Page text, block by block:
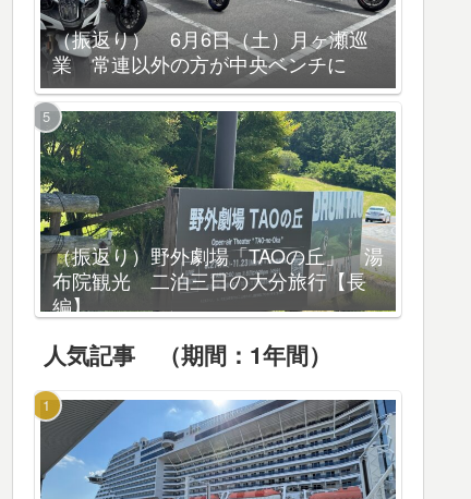
（振返り） 6月6日（土）月ヶ瀬巡
業 常連以外の方が中央ベンチに
（振返り）野外劇場「TAOの丘」 湯
布院観光 二泊三日の大分旅行【長
編】
人気記事 （期間：1年間）